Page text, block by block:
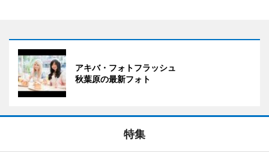
アキバ・フォトフラッシュ
秋葉原の最新フォト
特集